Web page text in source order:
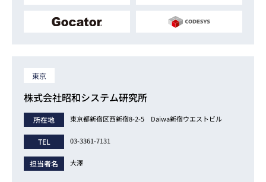
東京
株式会社昭和システム研究所
所在地 東京都新宿区西新宿8-2-5 Daiwa新宿ウエストビル
TEL 03-3361-7131
担当者名 大澤